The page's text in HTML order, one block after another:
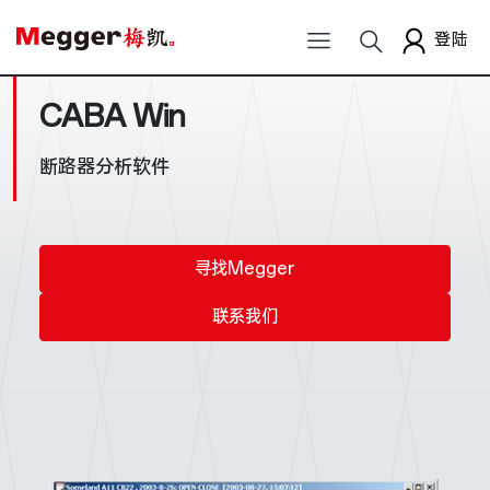
登陆
CABA Win
断路器分析软件
寻找Megger
联系我们